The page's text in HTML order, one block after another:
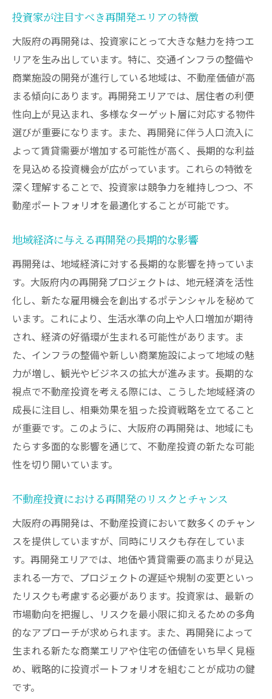
再開発による地域競争力の強化と投資
投資家が見落としがちな再開発エリアの魅
力
再開発エリアでのリスクヘッジとチャンス
新しい商業施設がもたらす賃貸需要の増加
商業施設開発が地域に与える経済効果
賃貸市場における新商業施設の役割
不動産投資における商業施設の価値
賃貸需要の変化と投資戦略の調整
商業施設開発と地域の不動産価値の相乗効
新規商業施設の動向が示す未来の不動産市
場
都市再開発と不動産価値の相関関係
都市再開発がもたらす不動産価値の変動
再開発による不動産市場の再評価
都市再開発と不動産価値の相関分析
不動産投資家が注目すべき価値上昇エリア
再開発の進展が不動産価値に与える影響
価値向上を狙う都市再開発プロジェクト
大阪市内近郊の投資チャンスを見極める
不動産投資機会を見つけるための地域調査
近郊エリアの市場動向と投資戦略
隠された投資チャンスを探る近郊分析
大阪市内近郊の注目すべき開発プロジェク
ト
戦略的な投資による近郊市場の攻略法
投資家が注目すべき再開発エリアの特徴
大阪府の再開発は、投資家にとって大きな魅力を持つエ
リアを生み出しています。特に、交通インフラの整備や
商業施設の開発が進行している地域は、不動産価値が高
まる傾向にあります。再開発エリアでは、居住者の利便
性向上が見込まれ、多様なターゲット層に対応する物件
選びが重要になります。また、再開発に伴う人口流入に
よって賃貸需要が増加する可能性が高く、長期的な利益
を見込める投資機会が広がっています。これらの特徴を
深く理解することで、投資家は競争力を維持しつつ、不
動産ポートフォリオを最適化することが可能です。
地域経済に与える再開発の長期的な影響
再開発は、地域経済に対する長期的な影響を持っていま
す。大阪府内の再開発プロジェクトは、地元経済を活性
化し、新たな雇用機会を創出するポテンシャルを秘めて
います。これにより、生活水準の向上や人口増加が期待
され、経済の好循環が生まれる可能性があります。ま
た、インフラの整備や新しい商業施設によって地域の魅
力が増し、観光やビジネスの拡大が進みます。長期的な
視点で不動産投資を考える際には、こうした地域経済の
成長に注目し、相乗効果を狙った投資戦略を立てること
が重要です。このように、大阪府の再開発は、地域にも
たらす多面的な影響を通じて、不動産投資の新たな可能
性を切り開いています。
不動産投資における再開発のリスクとチャンス
大阪府の再開発は、不動産投資において数多くのチャン
スを提供していますが、同時にリスクも存在していま
す。再開発エリアでは、地価や賃貸需要の高まりが見込
まれる一方で、プロジェクトの遅延や規制の変更といっ
たリスクも考慮する必要があります。投資家は、最新の
市場動向を把握し、リスクを最小限に抑えるための多角
的なアプローチが求められます。また、再開発によって
生まれる新たな商業エリアや住宅の価値をいち早く見極
め、戦略的に投資ポートフォリオを組むことが成功の鍵
です。